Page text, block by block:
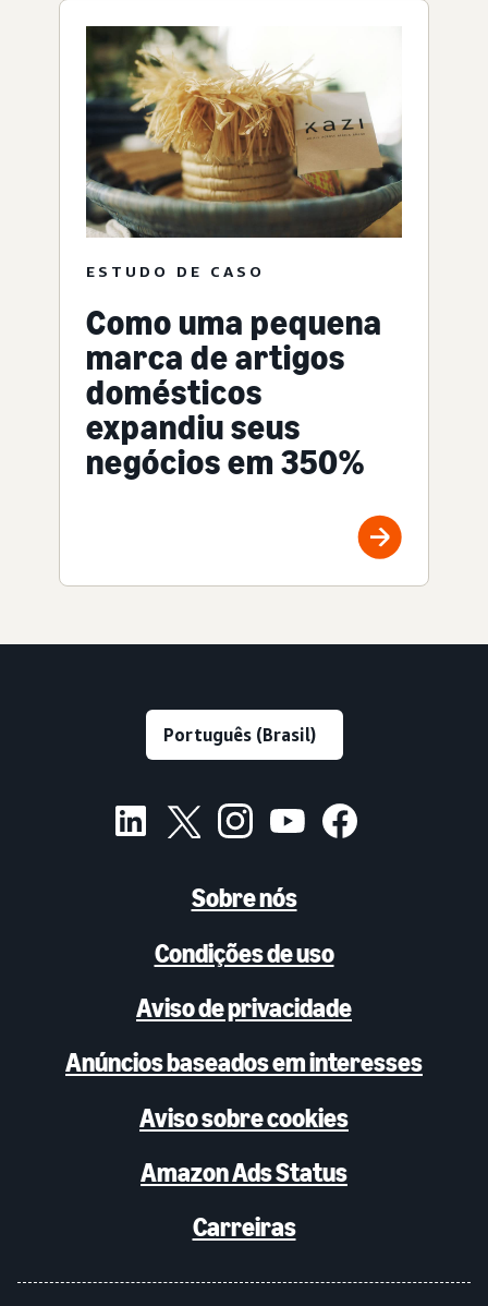
ESTUDO DE CASO
Como uma pequena
marca de artigos
domésticos
expandiu seus
negócios em 350%
Sobre nós
Condições de uso
Aviso de privacidade
Anúncios baseados em interesses
Aviso sobre cookies
Amazon Ads Status
Carreiras